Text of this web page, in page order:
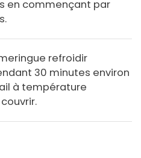
en commençant par
refroidir
30 minutes environ
à température